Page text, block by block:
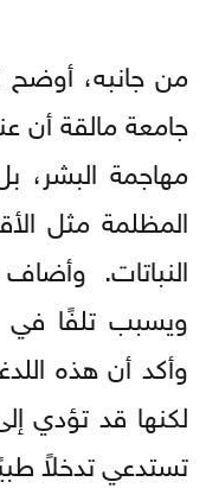
من جانبه، أوضح
جامعة مالقة أن
مهاجمة البشر،
المظلمة مثل
النباتات.
ويسبب تلفًا في
وأكد أن هذه
لكنها قد تؤدي
تستدعي تدخلاً